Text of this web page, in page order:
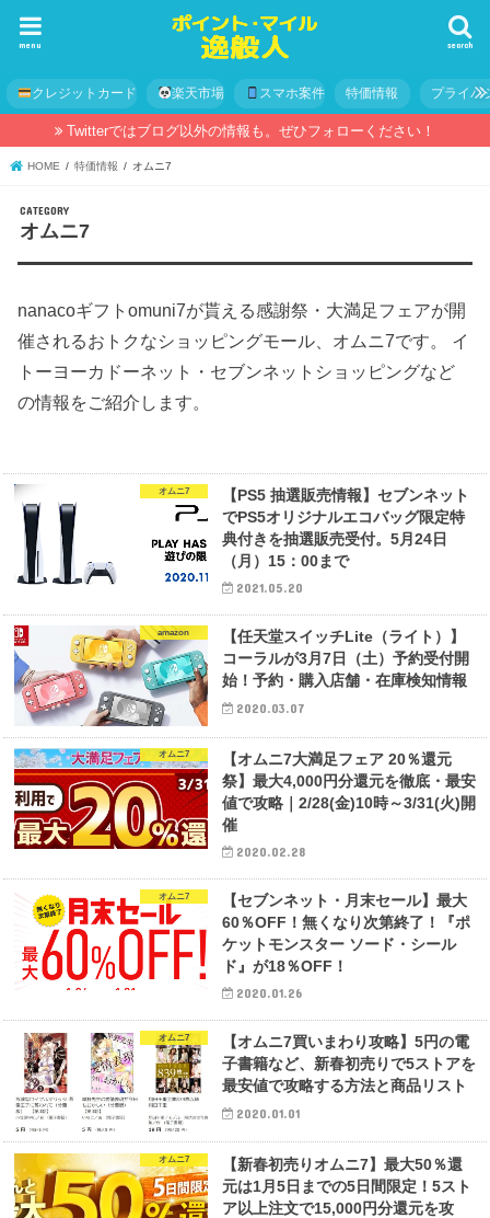
search
menu
クレジットカード 楽天市場 スマホ案件 特価情報 プライバ
Twitterではブログ以外の情報も。ぜひフォローください！
HOME 特価情報 オムニ7
オムニ7
nanacoギフトomuni7が貰える感謝祭・大満足フェアが開
催されるおトクなショッピングモール、オムニ7です。 イ
トーヨーカドーネット・セブンネットショッピングなど
の情報をご紹介します。
オムニ7
【PS5 抽選販売情報】セブンネット
でPS5オリジナルエコバッグ限定特
典付きを抽選販売受付。5月24日
（月）15：00まで
2021.05.20
amazon
【任天堂スイッチLite（ライト）】
コーラルが3月7日（土）予約受付開
始！予約・購入店舗・在庫検知情報
2020.03.07
オムニ7
【オムニ7大満足フェア 20％還元
祭】最大4,000円分還元を徹底・最安
値で攻略｜2/28(金)10時～3/31(火)開
催
2020.02.28
オムニ7
【セブンネット・月末セール】最大
60％OFF！無くなり次第終了！『ポ
ケットモンスター ソード・シール
ド』が18％OFF！
2020.01.26
オムニ7
【オムニ7買いまわり攻略】5円の電
子書籍など、新春初売りで5ストアを
最安値で攻略する方法と商品リスト
2020.01.01
オムニ7
【新春初売りオムニ7】最大50％還
元は1月5日までの5日間限定！5スト
ア以上注文で15,000円分還元を攻